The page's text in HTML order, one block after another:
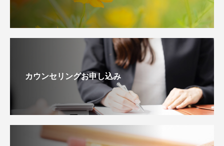
カウンセリングお申し込み